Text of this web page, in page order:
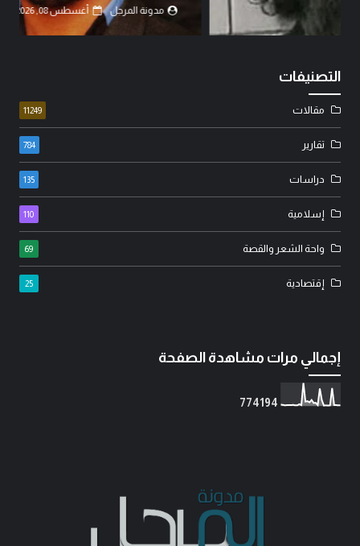
مدونة المرجل
التصنيفات
مقالات 11249
تقارير 784
دراسات 135
إسلامية 110
واحة الشعر والقصة 69
إقتصادية 25
إجمالي مرات مشاهدة الصفحة
774194